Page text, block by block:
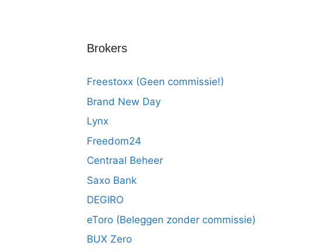
Brokers
Freestoxx (Geen commissie!)
Brand New Day
Lynx
Freedom24
Centraal Beheer
Saxo Bank
DEGIRO
eToro (Beleggen zonder commissie)
BUX Zero